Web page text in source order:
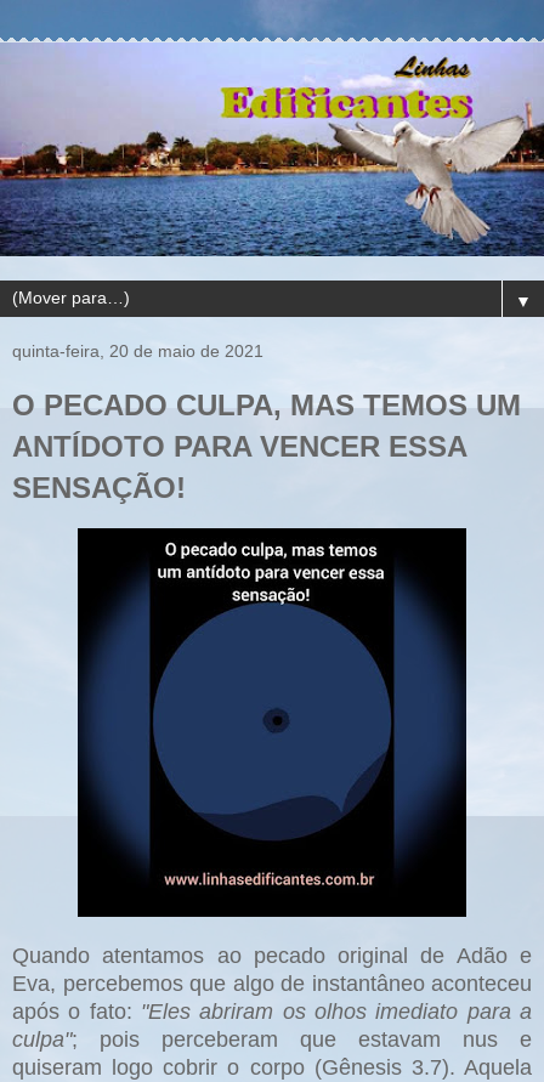
▼
quinta-feira, 20 de maio de 2021
O PECADO CULPA, MAS TEMOS UM
ANTÍDOTO PARA VENCER ESSA
SENSAÇÃO!
Quando atentamos ao pecado original de Adão e
Eva, percebemos que algo de instantâneo aconteceu
após o fato: "Eles abriram os olhos imediato para a
culpa"; pois perceberam que estavam nus e
quiseram logo cobrir o corpo (Gênesis 3.7). Aquela